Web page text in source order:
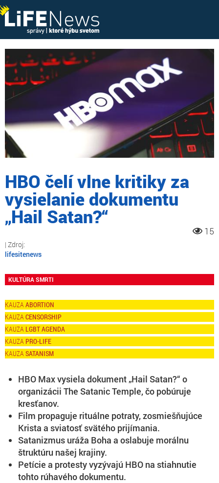
HBO čelí vlne kritiky za
vysielanie dokumentu
„Hail Satan?“
15
lifesitenews
KULTÚRA SMRTI
ABORTION
CENSORSHIP
LGBT AGENDA
PRO-LIFE
SATANISM
HBO Max vysiela dokument „Hail Satan?“ o
organizácii The Satanic Temple, čo pobúruje
kresťanov.
Film propaguje rituálne potraty, zosmiešňujúce
Krista a sviatosť svätého prijímania.
Satanizmus uráža Boha a oslabuje morálnu
štruktúru našej krajiny.
Petície a protesty vyzývajú HBO na stiahnutie
tohto rúhavého dokumentu.